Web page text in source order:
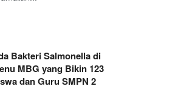
Bakteri Salmonella di
MBG yang Bikin 123
dan Guru SMPN 2